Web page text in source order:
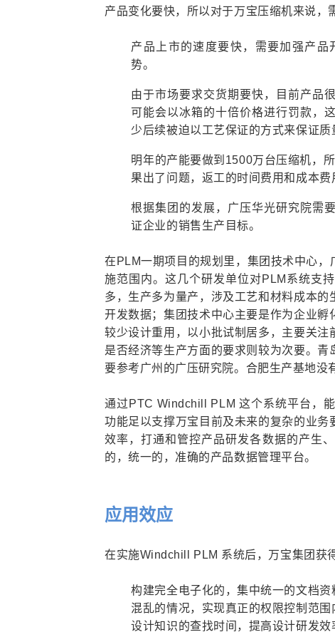
产品变化要快，所以对于万宝压缩机来说，
产品上市的速度要快，需要加强产
势。
由于市场要求交货期要快，目前产品
可能会以冰箱的十倍价格进行罚款，
少后续被迫以工艺保证的方式来保证质
明年的产能要做到1500万台压缩机，
果出了问题，返工的时间费用和成本费
根据集团的发展，广压华光研究院需
证企业的销售生产目标。
在PLM一期项目的规划里，集团技术中心
施范围内。这几个研发单位对PLM系统支
多，生产多为量产，涉及工艺和材料成本
开发数据；集团技术中心主要是作为企业孵
较少设计重用，以小批试制居多，主要关
是否经济等生产方面的要求则较为次要。
要参考广州的广压研究院。合肥生产基地没
通过PTC Windchill PLM 这个系统平台，
功能足以支撑万宝目前及未来的复杂的业
效率，打通和管控产品研发各数据的产生
的，统一的，准确的产品数据管理平台。
应用效应
在实施Windchill PLM 系统后，万宝集团获
构建完全电子化的，集中统一的文档
混乱的情况，实现真正的权限控制范
设计知识的查找时间，提高设计研发